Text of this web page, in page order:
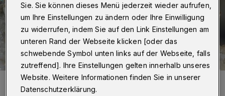
Ein Rosait aus dem Steinbruch Rohdenhaus.
Foto: Mathias Reinhardt
Sie. Sie können dieses Menü jederzeit wieder aufrufen,
um Ihre Einstellungen zu ändern oder Ihre Einwilligung
zu widerrufen, indem Sie auf den Link Einstellungen am
unteren Rand der Webseite klicken [oder das
schwebende Symbol unten links auf der Webseite, falls
zutreffend]. Ihre Einstellungen gelten innerhalb unseres
Website. Weitere Informationen finden Sie in unserer
Datenschutzerklärung.